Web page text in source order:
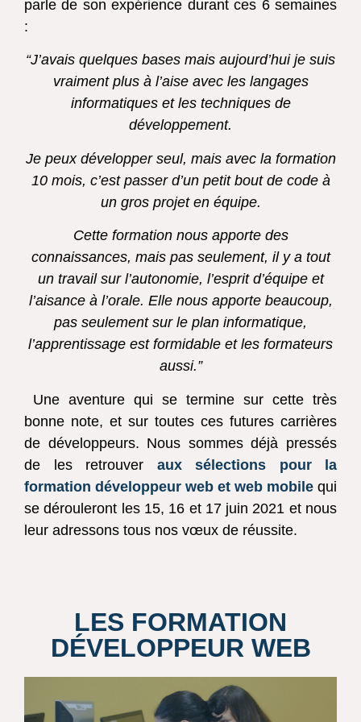
parle de son expérience durant ces 6 semaines
:
“J’avais quelques bases mais aujourd’hui je suis
vraiment plus à l’aise avec les langages
informatiques et les techniques de
développement.
Je peux développer seul, mais avec la formation
10 mois, c’est passer d’un petit bout de code à
un gros projet en équipe.
Cette formation nous apporte des
connaissances, mais pas seulement, il y a tout
un travail sur l’autonomie, l’esprit d’équipe et
l’aisance à l’orale. Elle nous apporte beaucoup,
pas seulement sur le plan informatique,
l’apprentissage est formidable et les formateurs
aussi.”
Une aventure qui se termine sur cette très
bonne note, et sur toutes ces futures carrières
de développeurs. Nous sommes déjà pressés
de les retrouver aux sélections pour la
formation développeur web et web mobile qui
se dérouleront les 15, 16 et 17 juin 2021 et nous
leur adressons tous nos vœux de réussite.
LES FORMATION
DÉVELOPPEUR WEB